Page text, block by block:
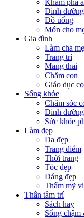
Khám phá
Dinh
Đồ uống
Món cho
Gia đình
Làm cha mẹ
Trang trí
Mang thai
Chăm con
Giáo dục
Sống khỏe
Chăm sóc
Dinh
Sức khỏe
Làm đẹp
Da đẹp
Trang điểm
Thời trang
Tóc đẹp
Dáng đẹp
Thẩm mỹ
Thân tâm trí
Sách hay
Sống chậm